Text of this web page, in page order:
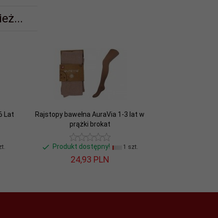
Lat
Rajstopy bawełna AuraVia 1-3 lat w
prążki brokat
Produkt dostępny! 1 szt.
24,93 PLN